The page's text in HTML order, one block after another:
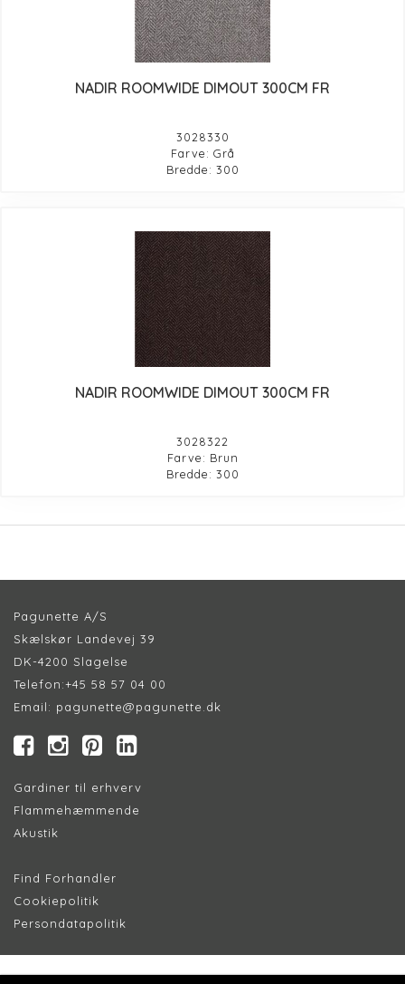
NADIR ROOMWIDE DIMOUT 300CM FR
3028330
Farve: Grå
Bredde: 300
NADIR ROOMWIDE DIMOUT 300CM FR
3028322
Farve: Brun
Bredde: 300
Pagunette A/S
Skælskør Landevej 39
DK-4200 Slagelse
Telefon:+45 58 57 04 00
Email: pagunette@pagunette.dk
Gardiner til erhverv
Flammehæmmende
Akustik
Find Forhandler
Cookiepolitik
Persondatapolitik